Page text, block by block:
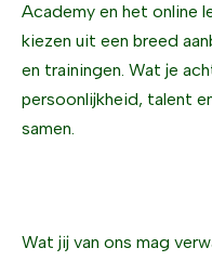
Academy en het online
kiezen uit een breed
en trainingen. Wat je
persoonlijkheid, talent
samen.
Wat jij van ons mag